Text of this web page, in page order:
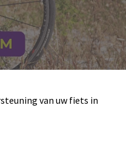
van uw fiets in